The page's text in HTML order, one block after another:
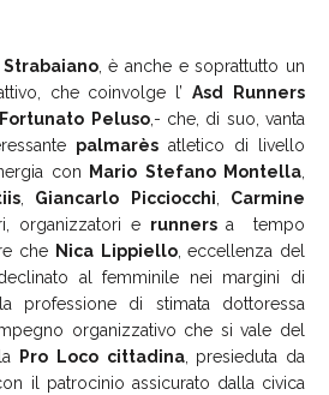
Strabaiano, è anche e soprattutto un
che coinvolge l’Asd
Runners
Fortunato Peluso,- che, di suo, vanta
palmarès atletico di livello
con
Mario Stefano Montella
, Giancarlo Picciocchi
Carmine
organizzatori e runnersa tempo
che Nica Lippiello, eccellenza del
al femminile nei margini di
professione di stimata dottoressa
organizzativo che si vale del
Pro Loco cittadina, presieduta da
il patrocinio assicurato dalla civica